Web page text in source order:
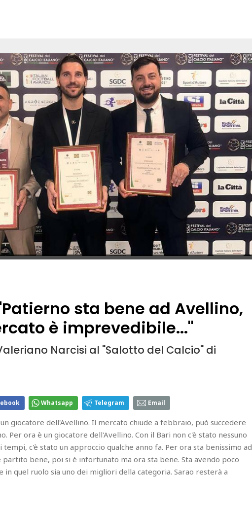
sta bene ad Avellino,
è imprevedibile..."
Narcisi al "Salotto del Calcio" di
Whatsapp Telegram Email
giocatore dell'Avellino. Il mercato chiude a febbraio, può succedere
Per ora è un giocatore dell'Avellino. Con il Bari non c'è stato nessuno
c'è stato un approccio qualche anno fa. Per ora sta benissimo ad
partito bene, poi si è infortunato ma ora sta bene. Sta avendo poco
in quel ruolo sia uno dei migliori della categoria. Sarao resterà a